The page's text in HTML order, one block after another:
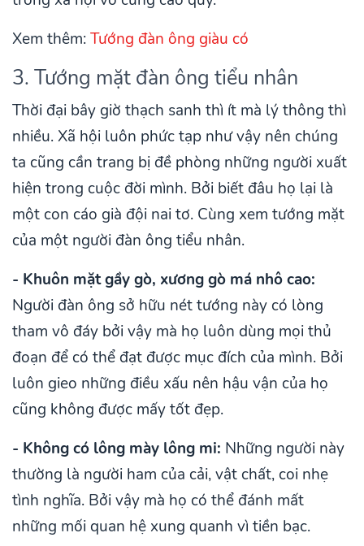
Xem thêm:Tướng đàn ông giàu có
3. Tướng mặt đàn ông tiểu nhân
Thời đại bây giờ thạch sanh thì ít mà lý thông thì
nhiều. Xã hội luôn phức tạp như vậy nên chúng
ta cũng cần trang bị đề phòng những người xuất
hiện trong cuộc đời mình. Bởi biết đâu họ lại là
một con cáo già đội nai tơ. Cùng xem tướng mặt
của một người đàn ông tiểu nhân.
- Khuôn mặt gầy gò, xương gò má nhô cao:
Người đàn ông sở hữu nét tướng này có lòng
tham vô đáy bởi vậy mà họ luôn dùng mọi thủ
đoạn để có thể đạt được mục đích của mình. Bởi
luôn gieo những điều xấu nên hậu vận của họ
cũng không được mấy tốt đẹp.
- Không có lông mày lông mi: Những người này
thường là người ham của cải, vật chất, coi nhẹ
tình nghĩa. Bởi vậy mà họ có thể đánh mất
những mối quan hệ xung quanh vì tiền bạc.